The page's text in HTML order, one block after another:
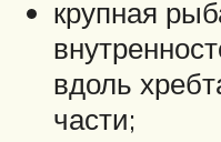
крупная
вдоль
части;